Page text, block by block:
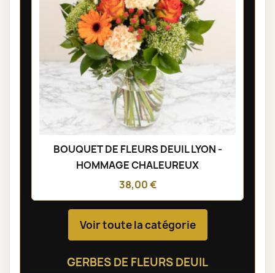
BOUQUET DE FLEURS DEUIL LYON -
HOMMAGE CHALEUREUX
38,00 €
Voir toute la catégorie
GERBES DE FLEURS DEUIL